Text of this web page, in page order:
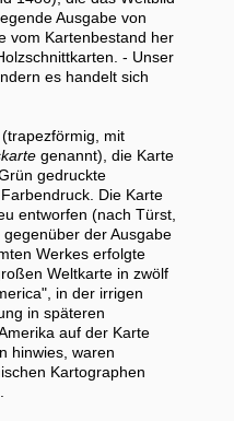
Ausgabe von
vom Kartenbestand her
- Unser
es handelt sich
(trapezförmig, mit
genannt), die Karte
gedruckte
Die Karte
entworfen (nach Türst,
gegenüber der Ausgabe
Werkes erfolgte
Weltkarte in zwölf
in der irrigen
in späteren
auf der Karte
hinwies, waren
Kartographen